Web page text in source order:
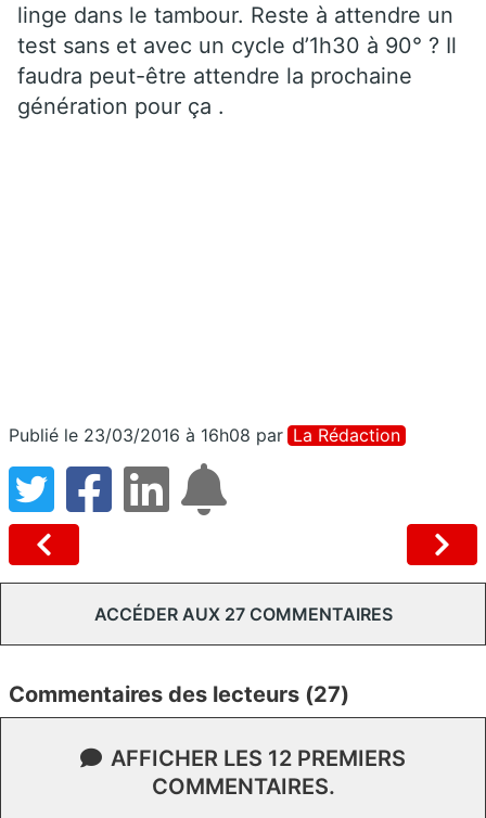
linge dans le tambour. Reste à attendre un
test sans et avec un cycle d’1h30 à 90° ? Il
faudra peut-être attendre la prochaine
génération pour ça .
Publié le 23/03/2016 à 16h08 par La Rédaction
ACCÉDER AUX 27 COMMENTAIRES
Commentaires des lecteurs (27)
AFFICHER LES 12 PREMIERS
COMMENTAIRES.